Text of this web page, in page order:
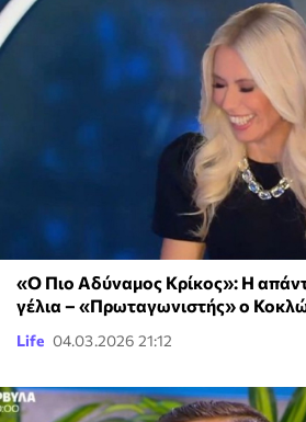
«Ο Πιο Αδύναμος Κρίκος»: Η
γέλια – «Πρωταγωνιστής» ο
Life 04.03.2026 21:12